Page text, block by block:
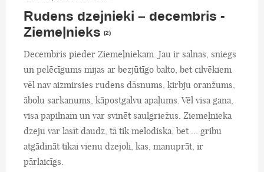
Rudens dzejnieki – decembris -
Ziemeļnieks (2)
Decembris pieder Ziemeļniekam. Jau ir salnas, sniegs
un pelēcīgums mijas ar bezjūtīgo balto, bet cilvēkiem
vēl nav aizmirsies rudens dāsnums, ķirbju oranžums,
ābolu sarkanums, kāpostgalvu apaļums. Vēl visa gana,
visa papilnam un var svinēt saulgriežus. Ziemeļnieka
dzeju var lasīt daudz, tā tik melodiska, bet … gribu
atgādināt tikai vienu dzejoli, kas, manuprāt, ir
pārlaicīgs.